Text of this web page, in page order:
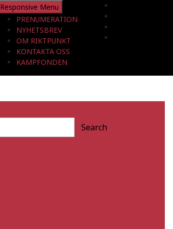
Responsive Menu
PRENUMERATION
NYHETSBREV
OM RIKTPUNKT
KONTAKTA OSS
KAMPFONDEN
Search